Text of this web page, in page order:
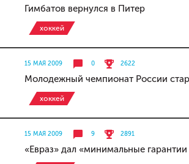
Гимбатов вернулся в Питер
хоккей
15 МАЯ 2009 0 2622
Молодежный чемпионат России
хоккей
15 МАЯ 2009 9 2891
«Евраз» дал «минимальные